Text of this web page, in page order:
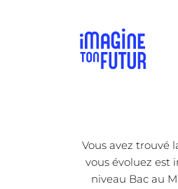
Vous avez trouvé
vous évoluez est
niveau Bac au